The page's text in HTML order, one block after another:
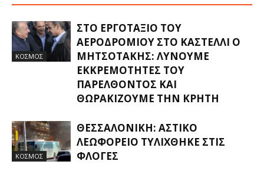
ΚΟΣΜΟΣ
ΣΤΟ ΕΡΓΟΤΆΞΙΟ ΤΟΥ
ΑΕΡΟΔΡΟΜΊΟΥ ΣΤΟ ΚΑΣΤΈΛΛΙ Ο
ΜΗΤΣΟΤΆΚΗΣ: ΛΎΝΟΥΜΕ
ΕΚΚΡΕΜΌΤΗΤΕΣ ΤΟΥ
ΠΑΡΕΛΘΌΝΤΟΣ ΚΑΙ
ΘΩΡΑΚΊΖΟΥΜΕ ΤΗΝ ΚΡΉΤΗ
ΚΟΣΜΟΣ
ΘΕΣΣΑΛΟΝΊΚΗ: ΑΣΤΙΚΌ
ΛΕΩΦΟΡΕΊΟ ΤΥΛΊΧΘΗΚΕ ΣΤΙΣ
ΦΛΌΓΕΣ